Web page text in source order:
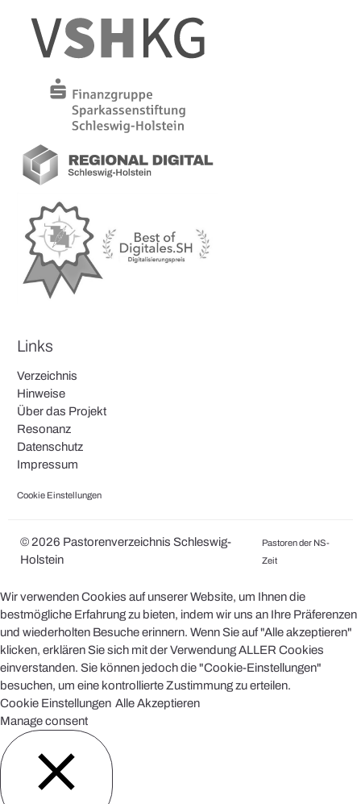
Links
Verzeichnis
Hinweise
Über das Projekt
Resonanz
Datenschutz
Impressum
Cookie Einstellungen
© 2026 Pastorenverzeichnis Schleswig-
Holstein
Pastoren der NS-
Zeit
Wir verwenden Cookies auf unserer Website, um Ihnen die
bestmögliche Erfahrung zu bieten, indem wir uns an Ihre Präferenzen
und wiederholten Besuche erinnern. Wenn Sie auf "Alle akzeptieren"
klicken, erklären Sie sich mit der Verwendung ALLER Cookies
einverstanden. Sie können jedoch die "Cookie-Einstellungen"
besuchen, um eine kontrollierte Zustimmung zu erteilen.
Cookie Einstellungen Alle Akzeptieren
Manage consent